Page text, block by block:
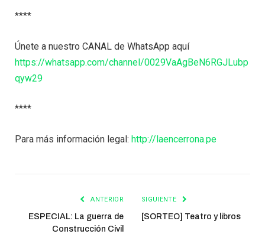
****
Únete a nuestro CANAL de WhatsApp aquí
https://whatsapp.com/channel/0029VaAgBeN6RGJLubp
qyw29
****
Para más información legal: http://laencerrona.pe
ANTERIOR
ESPECIAL: La guerra de
Construcción Civil
SIGUIENTE
[SORTEO] Teatro y libros